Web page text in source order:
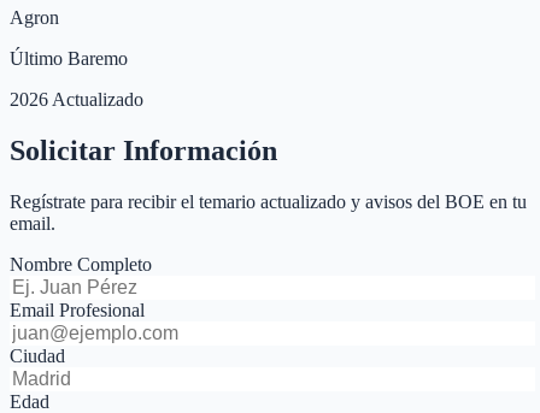
Agron
Último Baremo
2026 Actualizado
Solicitar Información
Regístrate para recibir el temario actualizado y avisos del BOE en tu
email.
Nombre Completo
Email Profesional
Ciudad
Edad